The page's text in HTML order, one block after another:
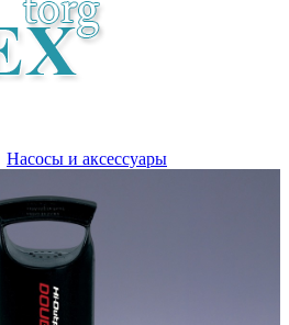
Насосы и аксессуары